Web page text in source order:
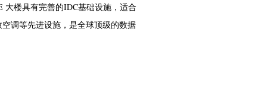
大楼具有完善的IDC基础设施，适合
调等先进设施，是全球顶级的数据